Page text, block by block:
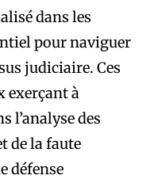
dans les
pour naviguer
judiciaire. Ces
exerçant à
l’analyse des
de la faute
défense